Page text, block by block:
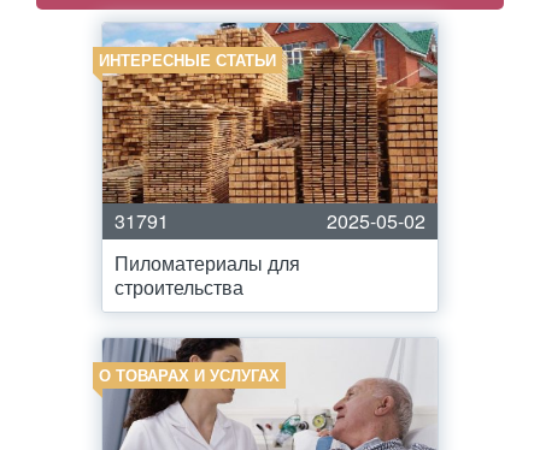
ИНТЕРЕСНЫЕ СТАТЬИ
31791
2025-05-02
Пиломатериалы для
строительства
О ТОВАРАХ И УСЛУГАХ